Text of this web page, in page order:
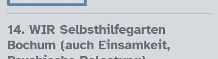
14. WIR Selbsthilfegarten
Bochum (auch Einsamkeit,